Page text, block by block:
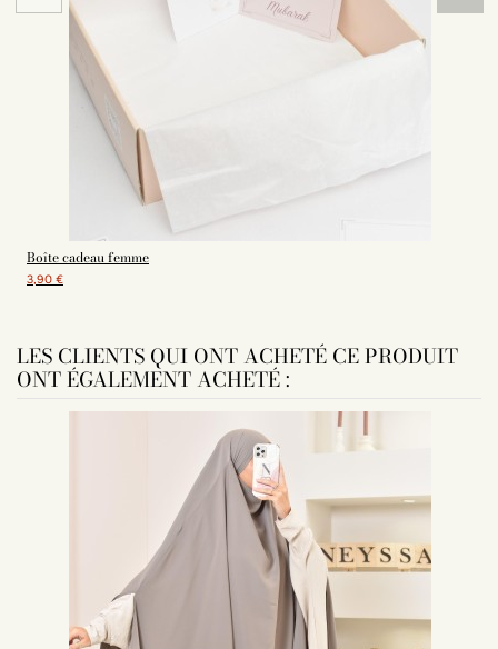
Boîte cadeau femme
3,90 €
LES CLIENTS QUI ONT ACHETÉ CE PRODUIT
ONT ÉGALEMENT ACHETÉ :